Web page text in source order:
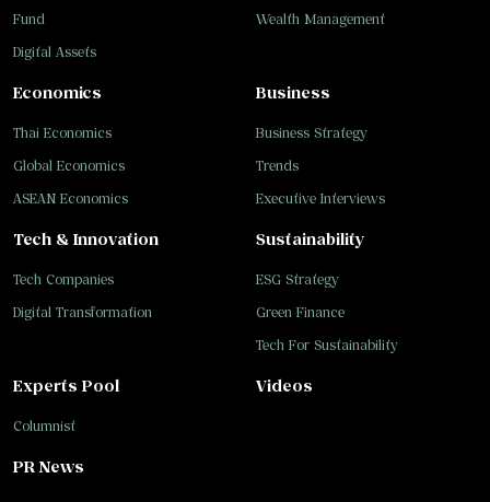
Fund
Digital Assets
Wealth Management
Business
Business Strategy
Trends
Executive Interviews
Tech & Innovation
Tech Companies
Digital Transformation
Sustainability
ESG Strategy
Green Finance
Tech For Sustainability
Economics
Thai Economics
Global Economics
ASEAN Economics
Experts Pool
Columnist
Videos
PR News